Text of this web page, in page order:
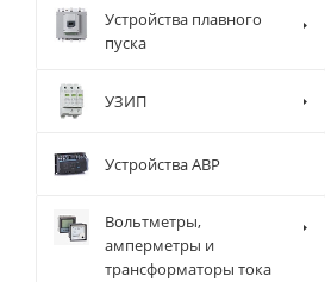
Устройства плавного
пуска
УЗИП
Устройства АВР
Вольтметры,
амперметры и
трансформаторы тока